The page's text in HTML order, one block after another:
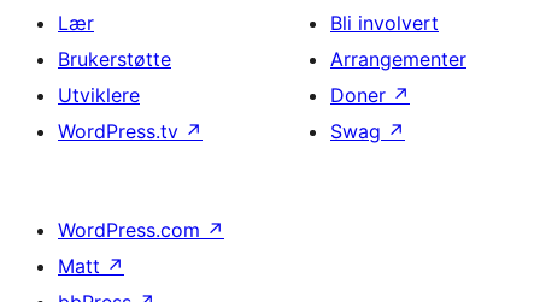
Lær
Brukerstøtte
Utviklere
WordPress.tv ↗
Bli involvert
Arrangementer
Doner ↗
Swag ↗
WordPress.com ↗
Matt ↗